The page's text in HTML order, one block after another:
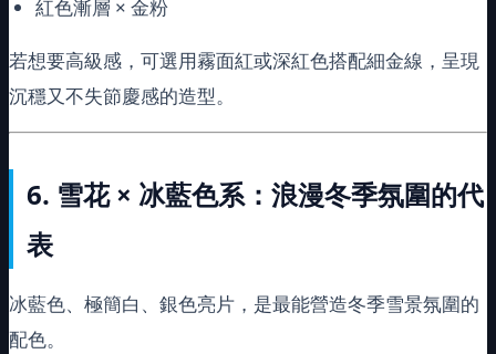
紅色漸層 × 金粉
若想要高級感，可選用霧面紅或深紅色搭配細金線，呈現
沉穩又不失節慶感的造型。
6. 雪花 × 冰藍色系：浪漫冬季氛圍的代
表
冰藍色、極簡白、銀色亮片，是最能營造冬季雪景氛圍的
配色。